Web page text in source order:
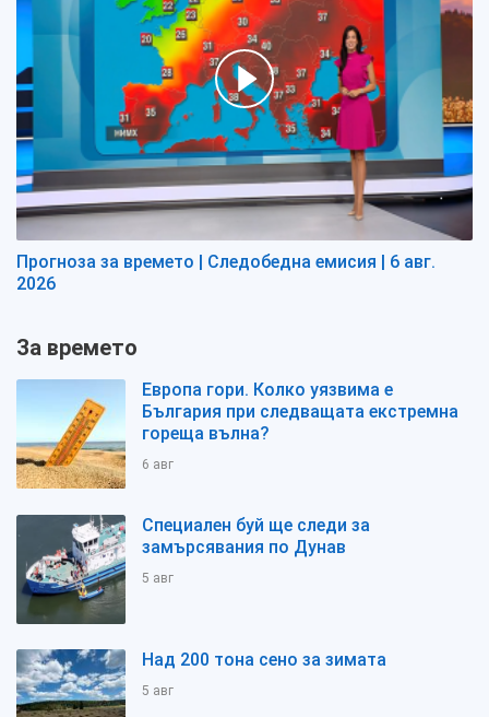
Прогноза за времето | Следобедна емисия | 6 авг.
2026
За времето
Европа гори. Колко уязвима е
България при следващата екстремна
гореща вълна?
6 авг
Специален буй ще следи за
замърсявания по Дунав
5 авг
Над 200 тона сено за зимата
5 авг